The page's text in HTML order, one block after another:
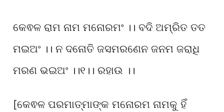
କେଵଳ ରାମ ନାମ ମନୋରମଂ ।। ବଦି ଅମ୍ରିତ ତତ
ମଇଅଂ ।। ନ ଦନୋତି ଜସମରଣେନ ଜନମ ଜରାଧି
ମରଣ ଭଇଅଂ ।।୧।। ରହାଉ ।।
[କେଵଳ ପରମାତ୍ମାଙ୍କ ମନୋରମ ନାମକୁ ହିଁ